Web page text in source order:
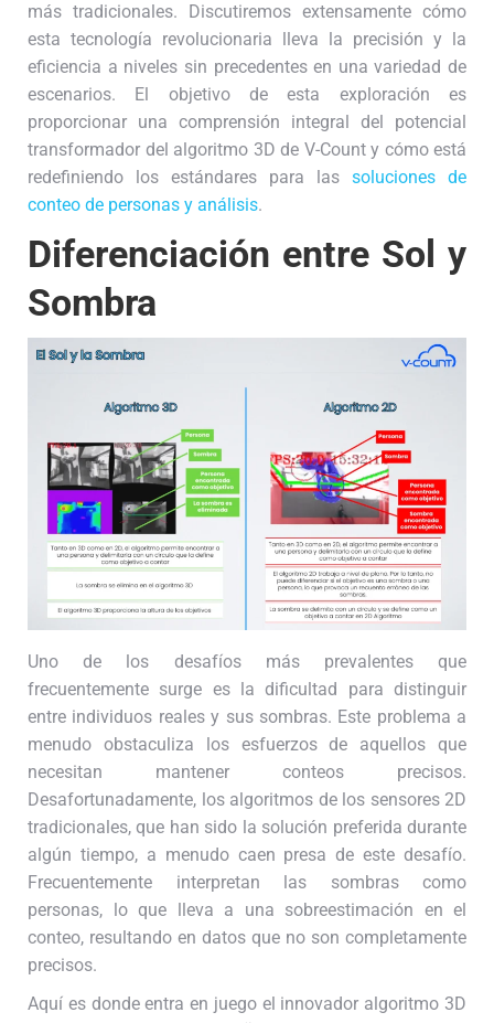
más tradicionales. Discutiremos extensamente cómo
esta tecnología revolucionaria lleva la precisión y la
eficiencia a niveles sin precedentes en una variedad de
escenarios. El objetivo de esta exploración es
proporcionar una comprensión integral del potencial
transformador del algoritmo 3D de V-Count y cómo está
redefiniendo los estándares para las soluciones de
conteo de personas y análisis.
Diferenciación entre Sol y
Sombra
Uno de los desafíos más prevalentes que
frecuentemente surge es la dificultad para distinguir
entre individuos reales y sus sombras. Este problema a
menudo obstaculiza los esfuerzos de aquellos que
necesitan mantener conteos precisos.
Desafortunadamente, los algoritmos de los sensores 2D
tradicionales, que han sido la solución preferida durante
algún tiempo, a menudo caen presa de este desafío.
Frecuentemente interpretan las sombras como
personas, lo que lleva a una sobreestimación en el
conteo, resultando en datos que no son completamente
precisos.
Aquí es donde entra en juego el innovador algoritmo 3D